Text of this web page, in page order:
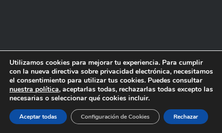
Utilizamos cookies para mejorar tu experiencia. Para cumplir
con la nueva directiva sobre privacidad electrónica, necesitamos
el consentimiento para utilizar tus cookies. Puedes consultar
nuestra política, aceptarlas todas, rechazarlas todas excepto las
necesarias o seleccionar qué cookies incluir.
Aceptar todas Rechazar
Configuración de Cookies